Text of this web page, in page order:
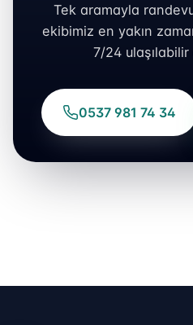
Tek aramayla
ekibimiz en yakın
7/24 ulaşılabilir
0537 981 74 34